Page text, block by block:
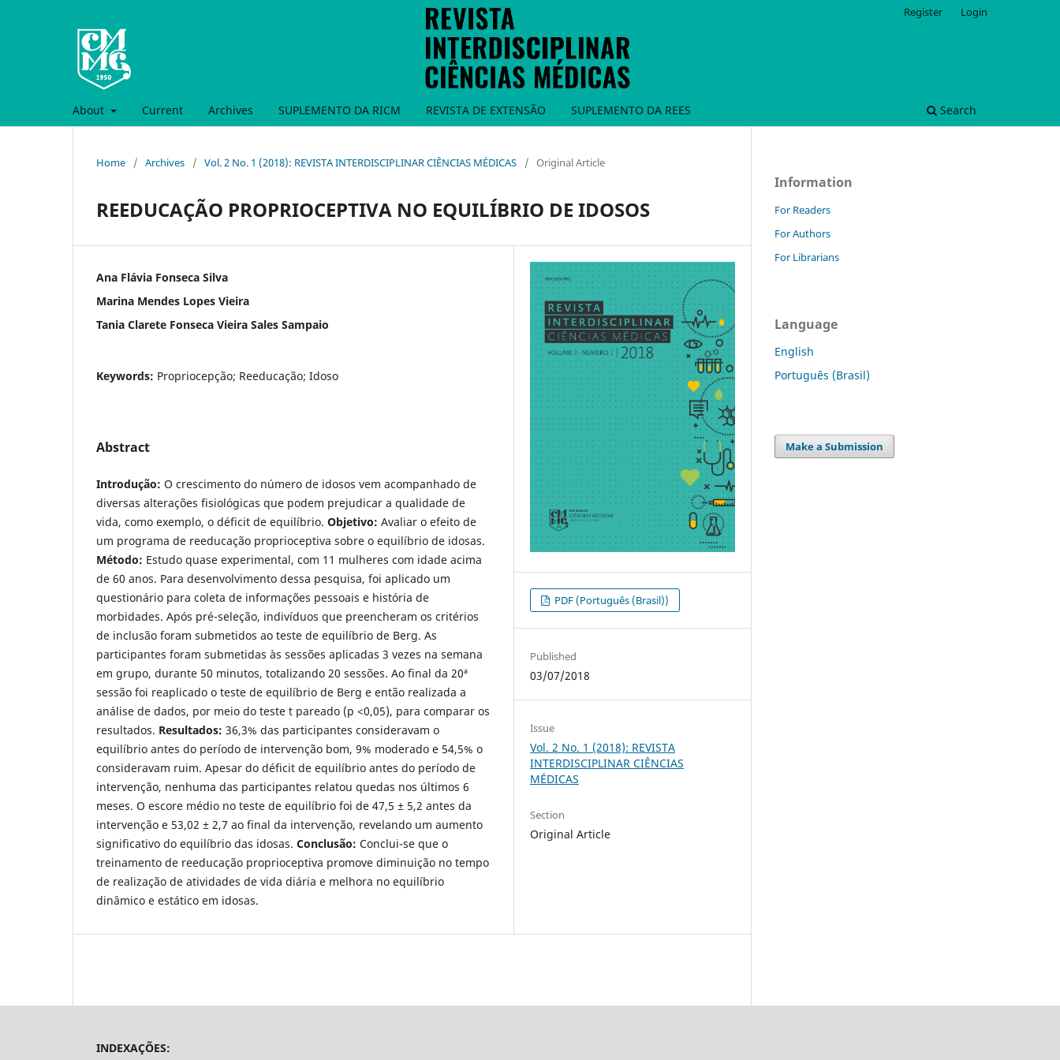
About Current Archives SUPLEMENTO DA RICM REVISTA DE EXTENSÃO SUPLEMENTO DA REES Search
Register Login
Home / Archives / Vol. 2 No. 1 (2018): REVISTA INTERDISCIPLINAR CIÊNCIAS MÉDICAS / Original Article
REEDUCAÇÃO PROPRIOCEPTIVA NO EQUILÍBRIO DE IDOSOS
Ana Flávia Fonseca Silva
Marina Mendes Lopes Vieira
Tania Clarete Fonseca Vieira Sales Sampaio
Keywords: Propriocepção; Reeducação; Idoso
Abstract
Introdução: O crescimento do número de idosos vem acompanhado de
diversas alterações fisiológicas que podem prejudicar a qualidade de
vida, como exemplo, o déficit de equilíbrio. Objetivo: Avaliar o efeito de
um programa de reeducação proprioceptiva sobre o equilíbrio de idosas.
Método: Estudo quase experimental, com 11 mulheres com idade acima
de 60 anos. Para desenvolvimento dessa pesquisa, foi aplicado um
questionário para coleta de informações pessoais e história de
morbidades. Após pré-seleção, indivíduos que preencheram os critérios
de inclusão foram submetidos ao teste de equilíbrio de Berg. As
participantes foram submetidas às sessões aplicadas 3 vezes na semana
em grupo, durante 50 minutos, totalizando 20 sessões. Ao final da 20ª
sessão foi reaplicado o teste de equilíbrio de Berg e então realizada a
análise de dados, por meio do teste t pareado (p <0,05), para comparar os
resultados. Resultados: 36,3% das participantes consideravam o
equilíbrio antes do período de intervenção bom, 9% moderado e 54,5% o
consideravam ruim. Apesar do déficit de equilíbrio antes do período de
intervenção, nenhuma das participantes relatou quedas nos últimos 6
meses. O escore médio no teste de equilíbrio foi de 47,5 ± 5,2 antes da
intervenção e 53,02 ± 2,7 ao final da intervenção, revelando um aumento
significativo do equilíbrio das idosas. Conclusão: Conclui-se que o
treinamento de reeducação proprioceptiva promove diminuição no tempo
de realização de atividades de vida diária e melhora no equilíbrio
dinâmico e estático em idosas.
PDF (Português (Brasil))
Published
03/07/2018
Issue
Vol. 2 No. 1 (2018): REVISTA
INTERDISCIPLINAR CIÊNCIAS
MÉDICAS
Section
Original Article
Information
For Readers
For Authors
For Librarians
Language
English
Português (Brasil)
Make a Submission
INDEXAÇÕES: